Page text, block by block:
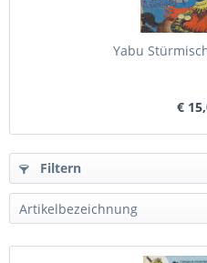
Yabu
€
Filtern